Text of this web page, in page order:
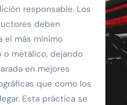
responsable. Los
deben
el más mínimo
o metálico, dejando
en mejores
que como los
Esta práctica se